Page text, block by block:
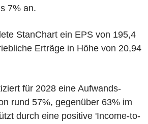
7% an.
StanChart ein EPS von 195,4
Erträge in Höhe von 20,94
für 2028 eine Aufwands-
rund 57%, gegenüber 63% im
durch eine positive 'Income-to-